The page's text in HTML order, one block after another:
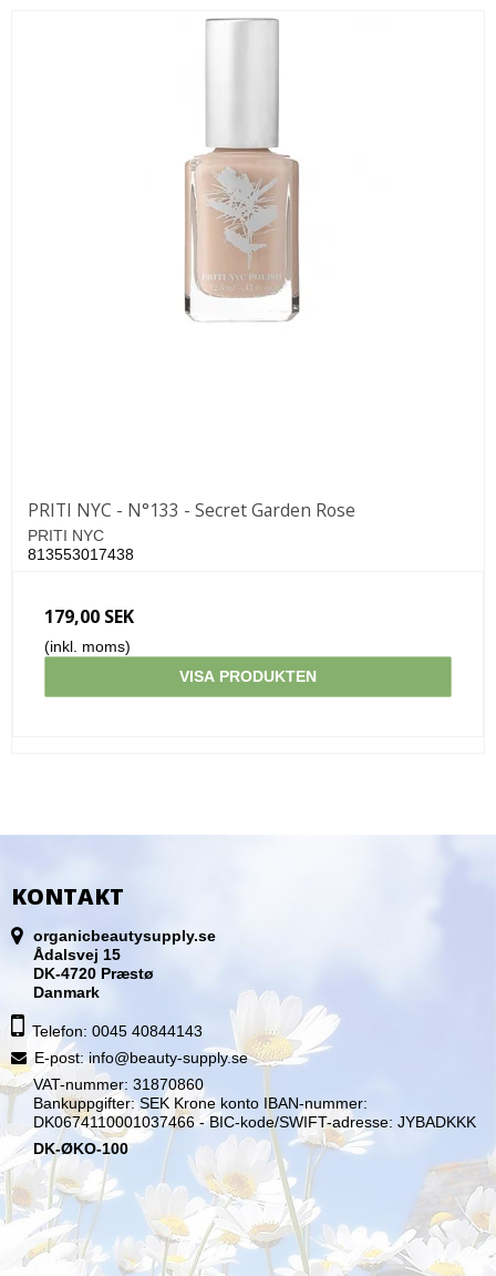
PRITI NYC - N°133 - Secret Garden Rose
PRITI NYC
813553017438
179,00 SEK
(inkl. moms)
VISA PRODUKTEN
KONTAKT
organicbeautysupply.se
Ådalsvej 15
DK-4720 Præstø
Danmark
Telefon: 0045 40844143
E-post: info@beauty-supply.se
VAT-nummer: 31870860
Bankuppgifter: SEK Krone konto IBAN-nummer:
DK0674110001037466 - BIC-kode/SWIFT-adresse: JYBADKKK
DK-ØKO-100